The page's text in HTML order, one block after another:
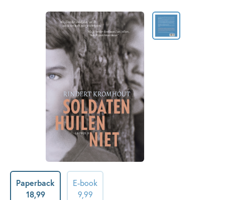
Paperback
18,99
E-book
9,99